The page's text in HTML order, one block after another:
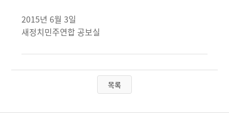
2015년 6월 3일
새정치민주연합 공보실
목록